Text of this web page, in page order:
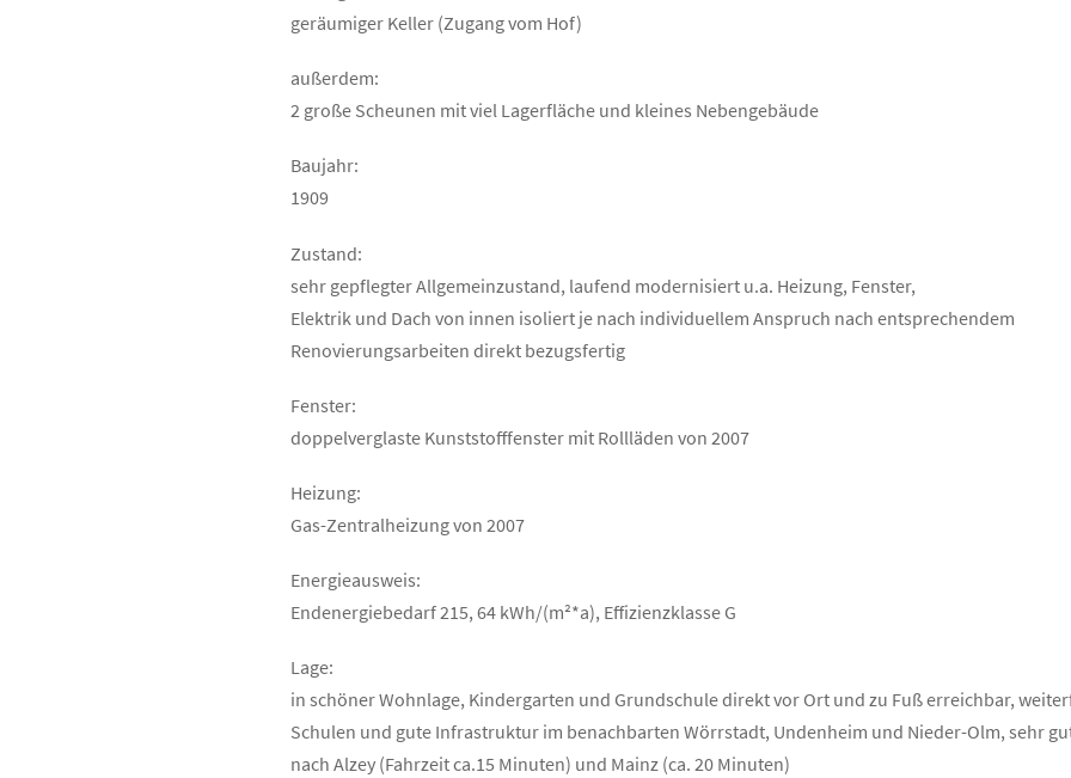
geräumiger Keller (Zugang vom Hof)
außerdem:
2 große Scheunen mit viel Lagerfläche und kleines Nebengebäude
Baujahr:
1909
Zustand:
sehr gepflegter Allgemeinzustand, laufend modernisiert u.a. Heizung, Fenster,
Elektrik und Dach von innen isoliert je nach individuellem Anspruch nach entsprechendem
Renovierungsarbeiten direkt bezugsfertig
Fenster:
doppelverglaste Kunststofffenster mit Rollläden von 2007
Heizung:
Gas-Zentralheizung von 2007
Energieausweis:
Endenergiebedarf 215, 64 kWh/(m²*a), Effizienzklasse G
Lage:
in schöner Wohnlage, Kindergarten und Grundschule direkt vor Ort und zu Fuß erreichbar,
Schulen und gute Infrastruktur im benachbarten Wörrstadt, Undenheim und Nieder-Olm, sehr
nach Alzey (Fahrzeit ca.15 Minuten) und Mainz (ca. 20 Minuten)